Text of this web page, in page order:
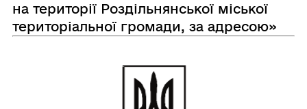
на території Роздільнянської міської
територіальної громади, за адресою»